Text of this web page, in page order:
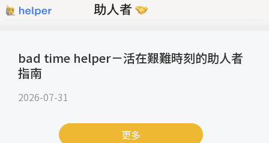
bad time helper－活在艱難時刻的助人者
指南
2026-07-31
更多